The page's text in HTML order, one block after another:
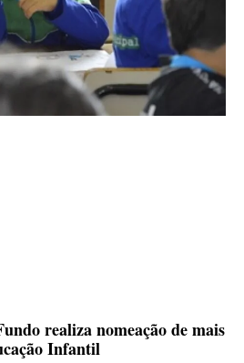
realiza nomeação de mais
Infantil